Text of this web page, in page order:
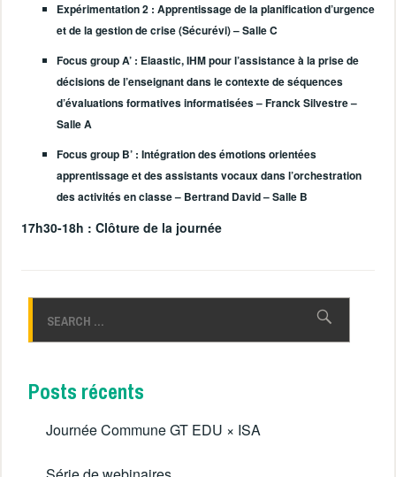
Expérimentation 2 : Apprentissage de la planification d’urgence
et de la gestion de crise (Sécurévi) – Salle C
Focus group A’ : Elaastic, IHM pour l’assistance à la prise de
décisions de l’enseignant dans le contexte de séquences
d’évaluations formatives informatisées – Franck Silvestre –
Salle A
Focus group B’ : Intégration des émotions orientées
apprentissage et des assistants vocaux dans l’orchestration
des activités en classe – Bertrand David – Salle B
17h30-18h : Clôture de la journée
Posts récents
Journée Commune GT EDU × ISA